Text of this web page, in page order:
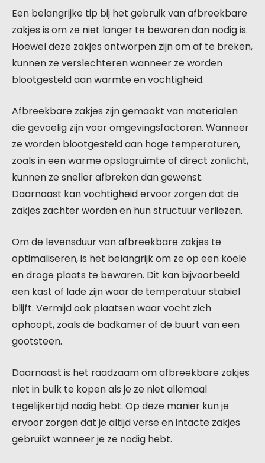
Een belangrijke tip bij het gebruik van afbreekbare
zakjes is om ze niet langer te bewaren dan nodig is.
Hoewel deze zakjes ontworpen zijn om af te breken,
kunnen ze verslechteren wanneer ze worden
blootgesteld aan warmte en vochtigheid.
Afbreekbare zakjes zijn gemaakt van materialen
die gevoelig zijn voor omgevingsfactoren. Wanneer
ze worden blootgesteld aan hoge temperaturen,
zoals in een warme opslagruimte of direct zonlicht,
kunnen ze sneller afbreken dan gewenst.
Daarnaast kan vochtigheid ervoor zorgen dat de
zakjes zachter worden en hun structuur verliezen.
Om de levensduur van afbreekbare zakjes te
optimaliseren, is het belangrijk om ze op een koele
en droge plaats te bewaren. Dit kan bijvoorbeeld
een kast of lade zijn waar de temperatuur stabiel
blijft. Vermijd ook plaatsen waar vocht zich
ophoopt, zoals de badkamer of de buurt van een
gootsteen.
Daarnaast is het raadzaam om afbreekbare zakjes
niet in bulk te kopen als je ze niet allemaal
tegelijkertijd nodig hebt. Op deze manier kun je
ervoor zorgen dat je altijd verse en intacte zakjes
gebruikt wanneer je ze nodig hebt.